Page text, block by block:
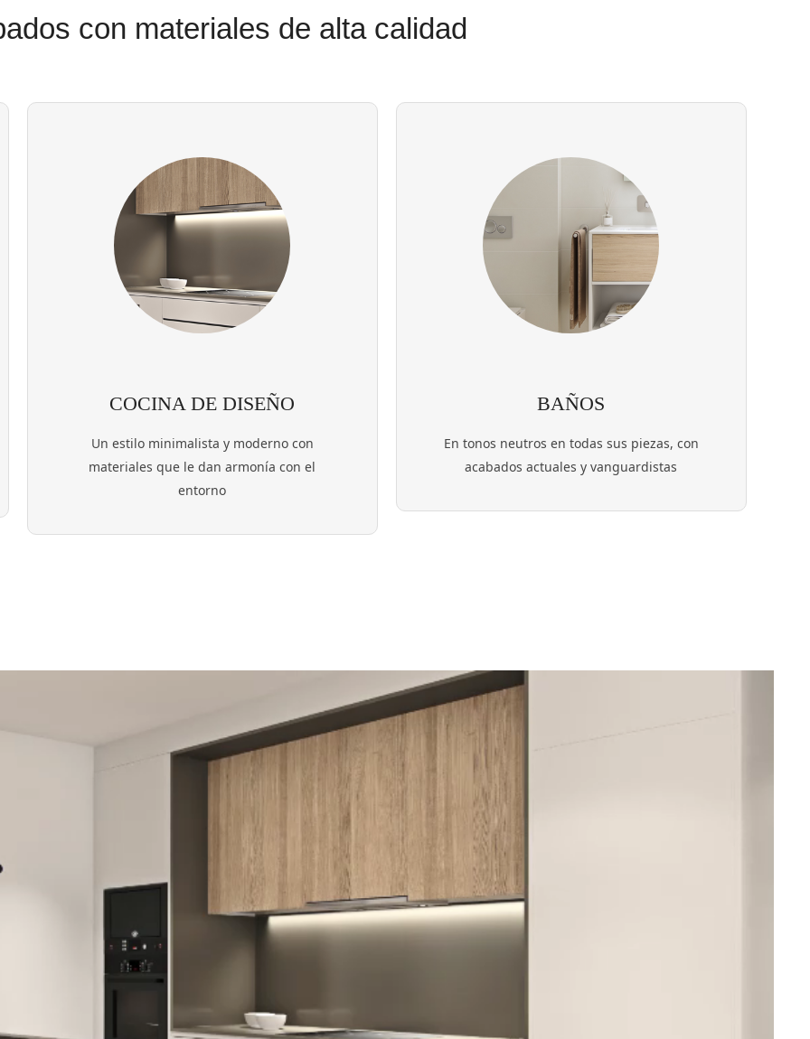
con materiales de alta calidad
COCINA DE DISEÑO
Un estilo minimalista y moderno con
materiales que le dan armonía con el
entorno
BAÑOS
En tonos neutros en todas sus piezas, con
acabados actuales y vanguardistas